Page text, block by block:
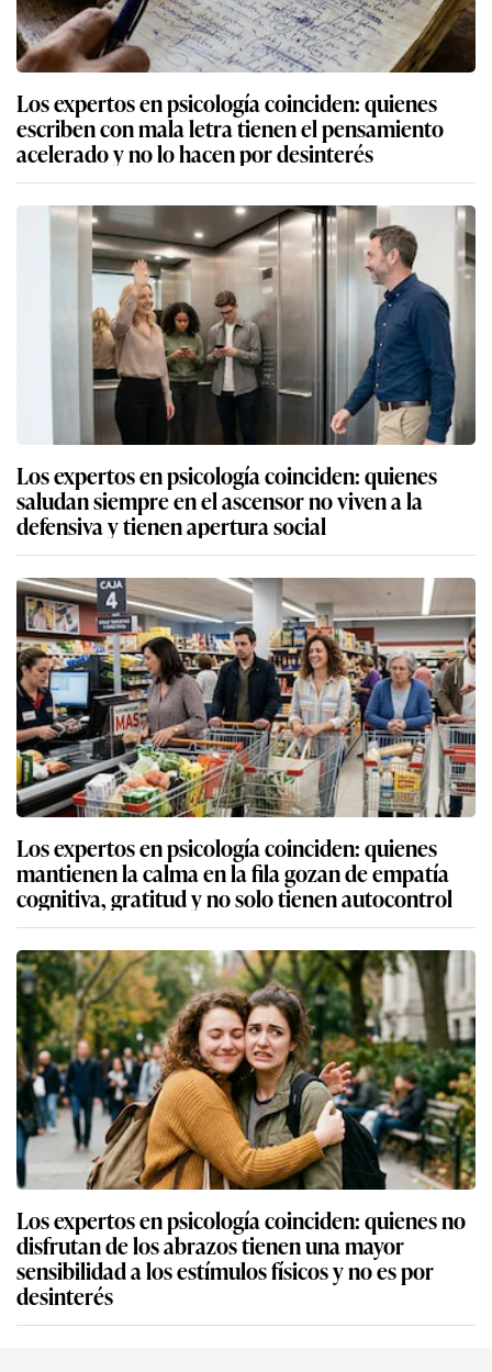
Los expertos en psicología coinciden: quienes
escriben con mala letra tienen el pensamiento
acelerado y no lo hacen por desinterés
Los expertos en psicología coinciden: quienes
saludan siempre en el ascensor no viven a la
defensiva y tienen apertura social
Los expertos en psicología coinciden: quienes
mantienen la calma en la fila gozan de empatía
cognitiva, gratitud y no solo tienen autocontrol
Los expertos en psicología coinciden: quienes no
disfrutan de los abrazos tienen una mayor
sensibilidad a los estímulos físicos y no es por
desinterés